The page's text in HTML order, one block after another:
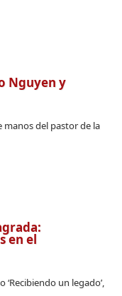
Nguyen y
manos del pastor de la
en el
un legado’,